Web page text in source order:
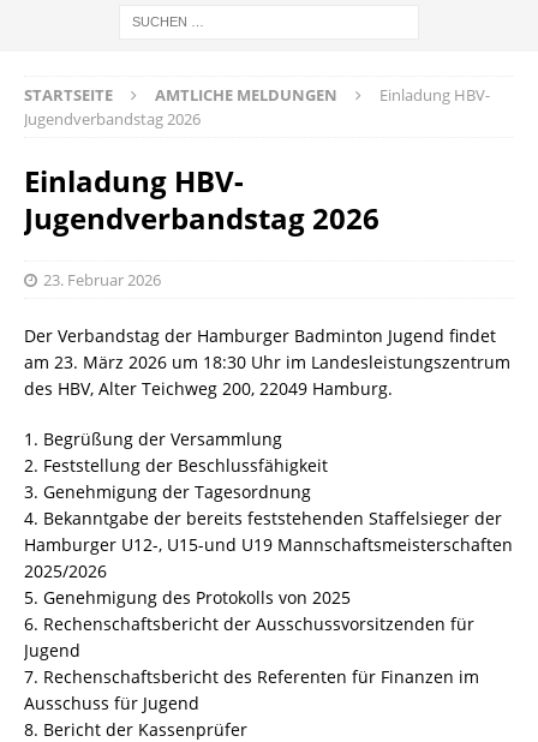
STARTSEITE AMTLICHE MELDUNGEN
Einladung HBV-
Jugendverbandstag 2026
Einladung HBV-
Jugendverbandstag 2026
23. Februar 2026
Der Verbandstag der Hamburger Badminton Jugend findet
am 23. März 2026 um 18:30 Uhr im Landesleistungszentrum
des HBV, Alter Teichweg 200, 22049 Hamburg.
1. Begrüßung der Versammlung
2. Feststellung der Beschlussfähigkeit
3. Genehmigung der Tagesordnung
4. Bekanntgabe der bereits feststehenden Staffelsieger der
Hamburger U12-, U15-und U19 Mannschaftsmeisterschaften
2025/2026
5. Genehmigung des Protokolls von 2025
6. Rechenschaftsbericht der Ausschussvorsitzenden für
Jugend
7. Rechenschaftsbericht des Referenten für Finanzen im
Ausschuss für Jugend
8. Bericht der Kassenprüfer